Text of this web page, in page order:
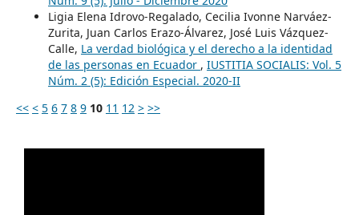
Ligia Elena Idrovo-Regalado, Cecilia Ivonne Narváez-
Zurita, Juan Carlos Erazo-Álvarez, José Luis Vázquez-
Calle, La verdad biológica y el derecho a la identidad
de las personas en Ecuador , IUSTITIA SOCIALIS: Vol. 5
Núm. 2 (5): Edición Especial. 2020-II
<< < 5 6 7 8 9 10 11 12 > >>